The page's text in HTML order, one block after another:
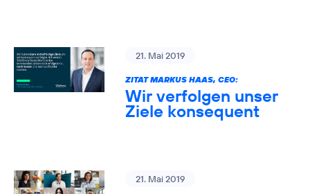
21. Mai 2019
ZITAT MARKUS HAAS, CEO:
Wir verfolgen unser
Ziele konsequent
21. Mai 2019